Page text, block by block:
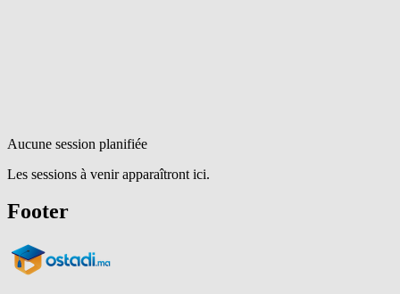
Aucune session planifiée
Les sessions à venir apparaîtront ici.
Footer